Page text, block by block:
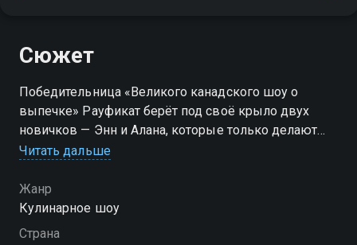
Сюжет
Победительница «Великого канадского шоу о
выпечке» Рауфикат берёт под своё крыло двух
новичков — Энн и Алана, которые только делают
первые шаги в мире сладостей. В каждом выпуске
непривычные ингредиенты, нестандартные формы
и, конечно, авторские рецепты Рауфикат. Она
делится секретами, объясняет тонкости и
Читать дальше
Жанр
Кулинарное шоу
Страна